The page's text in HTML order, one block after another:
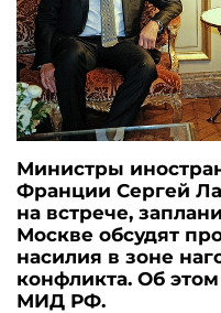
Министры
Франции Сергей
на встрече,
Москве обсудят
насилия в зоне
конфликта. Об
МИД РФ.